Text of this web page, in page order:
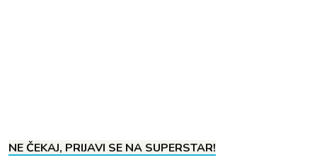
NE ČEKAJ, PRIJAVI SE NA SUPERSTAR!